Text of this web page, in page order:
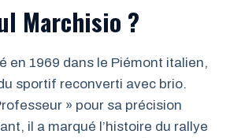
Marchisio ?
en 1969 dans le Piémont italien,
sportif reconverti avec brio.
» pour sa précision
il a marqué l’histoire du rallye